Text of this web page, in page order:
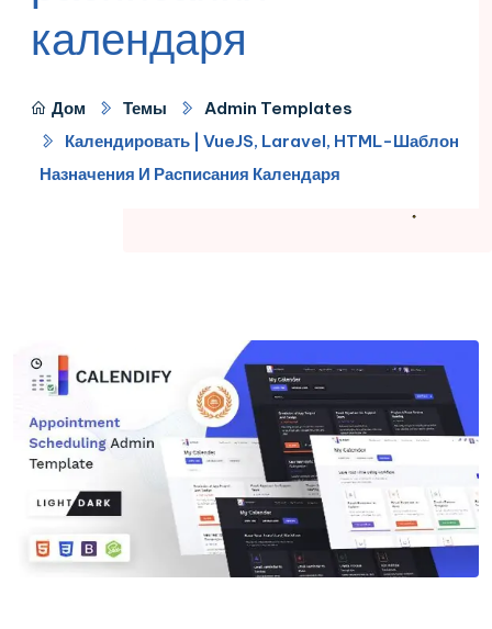
календаря
Дом Темы
Admin Templates
Календировать | VueJS, Laravel, HTML-Шаблон
Назначения И Расписания Календаря